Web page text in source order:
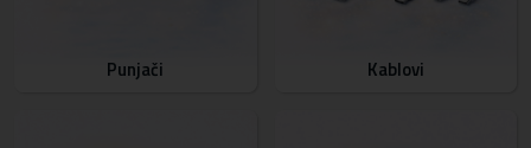
Punjači Kablovi